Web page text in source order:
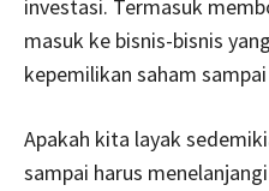
investasi. Termasuk
masuk ke bisnis-bisnis
kepemilikan saham
Apakah kita layak
sampai harus